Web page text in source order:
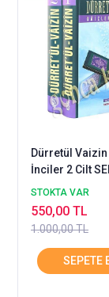
Dürretül
İnciler 2 Cilt
STOKTA VAR
1.000,00 TL
550,00 TL